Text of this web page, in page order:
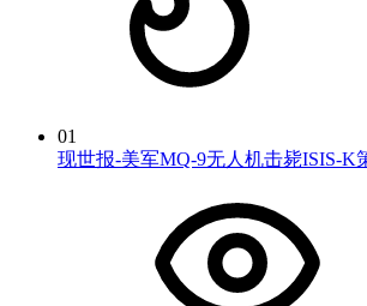
01
现世报-美军MQ-9无人机击毙ISIS-K